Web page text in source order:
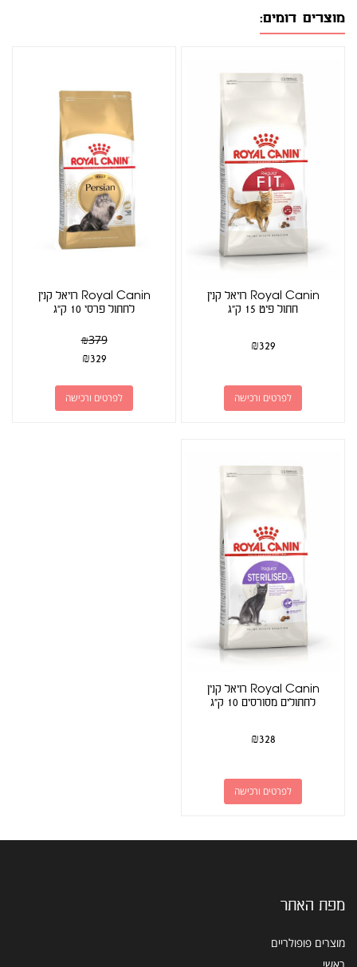
מוצרים דומים:
Royal Canin רויאל קנין
חתול פיט 15 ק"ג
₪329
לפרטים ורכישה
Royal Canin רויאל קנין
לחתול פרסי 10 ק"ג
₪379
₪329
לפרטים ורכישה
Royal Canin רויאל קנין
לחתולים מסורסים 10 ק"ג
₪328
לפרטים ורכישה
מפת האתר
מוצרים פופולריים
ראשי